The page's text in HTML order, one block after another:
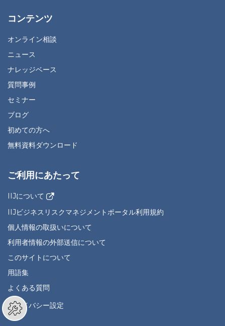
コンテンツ
オンライン相談
ニュース
ナレッジベース
質問事例
セミナー
ブログ
初めての方へ
無料資料ダウンロード
ご利用にあたって
IIJについて
IIJビジネスリスクマネジメントポータル利用規約
個人情報の取扱いについて
利用者情報の外部送信について
このサイトについて
用語集
よくある質問
プライバシー設定